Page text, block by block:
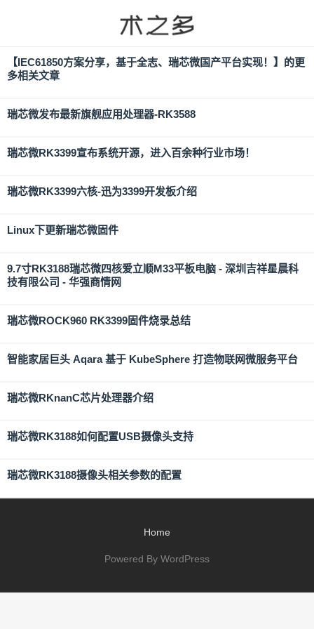
【IEC61850方案分享，基于全志、瑞芯微国产平台实现！ 】的更
多相关文章
瑞芯微发布最新旗舰应用处理器-RK3588
瑞芯微RK3399宣布系统开源，进入百余种行业市场！
瑞芯微RK3399六核-迅为3399开发板介绍
Linux下更新瑞芯微固件
9.7寸RK3188瑞芯微四核爱立顺M33平板电脑 - 深圳吉祥星晨科
技有限公司 - 华强商情网
瑞芯微ROCK960 RK3399固件烧录总结
智能家居巨头 Aqara 基于 KubeSphere 打造物联网微服务平台
瑞芯微RKnanC芯片处理器介绍
瑞芯微RK3188如何配置USB摄像头支持
瑞芯微RK3188摄像头相关参数的配置
Home
Powered By WordPress